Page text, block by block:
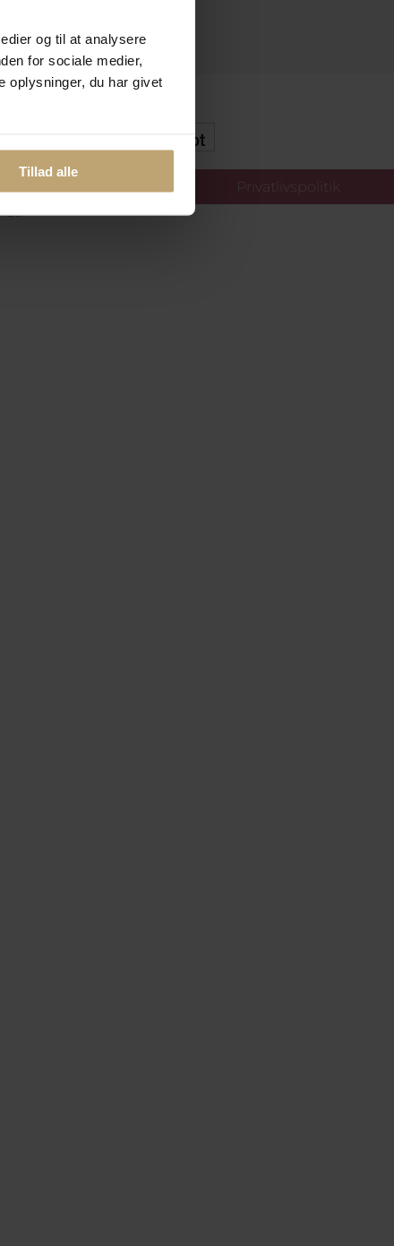
og til at analysere
for sociale medier,
oplysninger, du har givet
Tillad alle
Privatlivspolitik